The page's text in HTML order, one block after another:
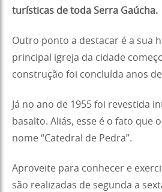
turísticas de toda Serra Gaúcha.
Outro ponto a destacar é a sua
principal igreja da cidade
construção foi concluída anos
Já no ano de 1955 foi revestida
basalto. Aliás, esse é o fato que
nome “Catedral de Pedra”.
Aproveite para conhecer e
são realizadas de segunda a